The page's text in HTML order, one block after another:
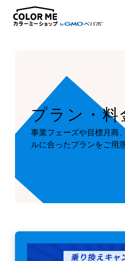
プラン・料
事業フェーズや目標月商
ルに合ったプランをご用